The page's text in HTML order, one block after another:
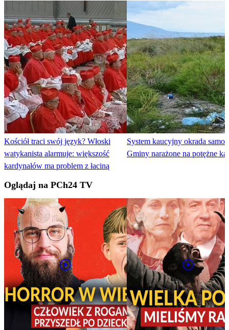
Kościół traci swój język? Włoski
watykanista alarmuje: większość
kardynałów ma problem z łaciną
System kaucyjny okrada
Gminy narażone na potężne
Oglądaj na PCh24 TV